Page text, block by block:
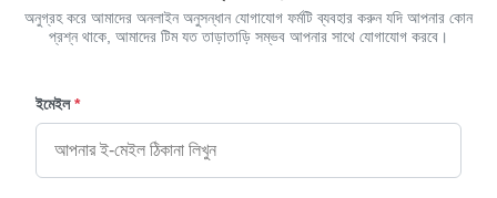
অনুগ্রহ করে আমাদের অনলাইন অনুসন্ধান যোগাযোগ ফর্মটি ব্যবহার করুন যদি আপনার কোন
প্রশ্ন থাকে, আমাদের টিম যত তাড়াতাড়ি সম্ভব আপনার সাথে যোগাযোগ করবে।
ইমেইল *